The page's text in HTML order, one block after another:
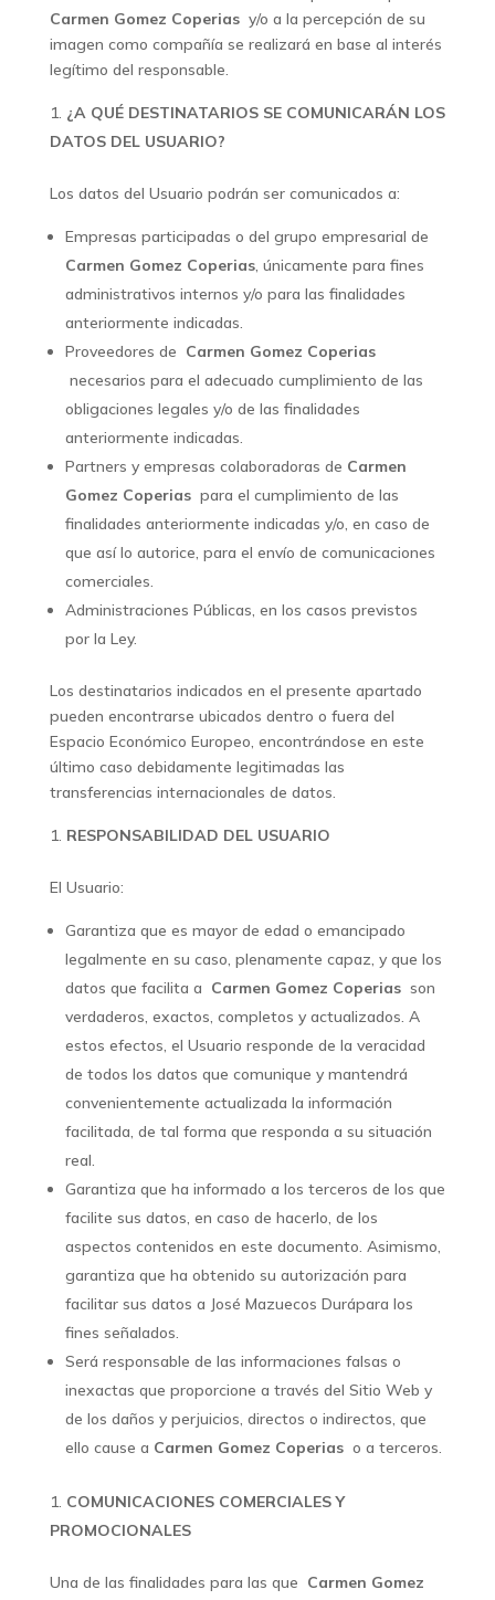
Carmen Gomez Coperiasy/o a la percepción de su
imagen como compañía se realizará en base al interés
legítimo del responsable.
¿A QUÉ DESTINATARIOS SE COMUNICARÁN LOS
DATOS DEL USUARIO?
Los datos del Usuario podrán ser comunicados a:
Empresas participadas o del grupo empresarial de
Carmen Gomez Coperias, únicamente para fines
administrativos internos y/o para las finalidades
anteriormente indicadas.
Proveedores de Carmen Gomez Coperias
necesarios para el adecuado cumplimiento de las
obligaciones legales y/o de las finalidades
anteriormente indicadas.
Partners y empresas colaboradoras de Carmen
Gomez Coperiaspara el cumplimiento de las
finalidades anteriormente indicadas y/o, en caso de
que así lo autorice, para el envío de comunicaciones
comerciales.
Administraciones Públicas, en los casos previstos
por la Ley.
Los destinatarios indicados en el presente apartado
pueden encontrarse ubicados dentro o fuera del
Espacio Económico Europeo, encontrándose en este
último caso debidamente legitimadas las
transferencias internacionales de datos.
RESPONSABILIDAD DEL USUARIO
El Usuario:
Garantiza que es mayor de edad o emancipado
legalmente en su caso, plenamente capaz, y que los
datos que facilita a Carmen Gomez Coperiasson
verdaderos, exactos, completos y actualizados. A
estos efectos, el Usuario responde de la veracidad
de todos los datos que comunique y mantendrá
convenientemente actualizada la información
facilitada, de tal forma que responda a su situación
real.
Garantiza que ha informado a los terceros de los que
facilite sus datos, en caso de hacerlo, de los
aspectos contenidos en este documento. Asimismo,
garantiza que ha obtenido su autorización para
facilitar sus datos a José Mazuecos Durápara los
fines señalados.
Será responsable de las informaciones falsas o
inexactas que proporcione a través del Sitio Web y
de los daños y perjuicios, directos o indirectos, que
ello cause a Carmen Gomez Coperiaso a terceros.
COMUNICACIONES COMERCIALES Y
PROMOCIONALES
Una de las finalidades para las que Carmen Gomez